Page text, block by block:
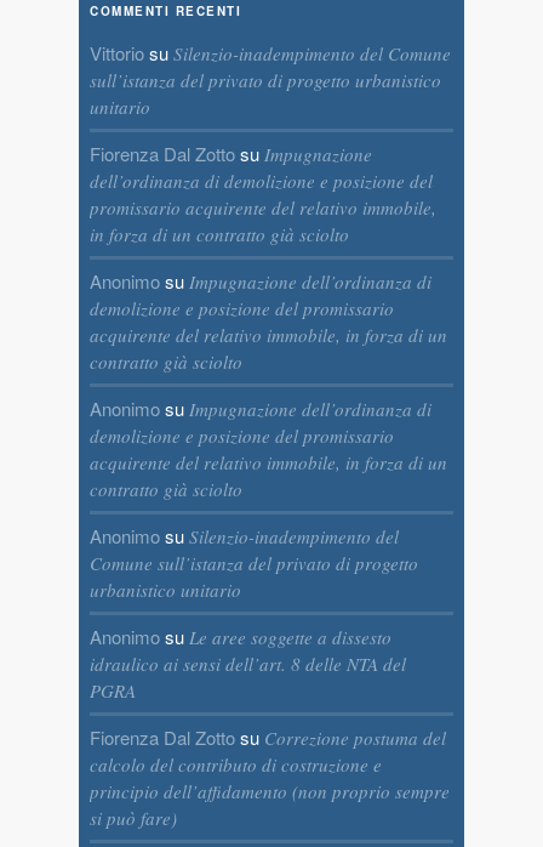
COMMENTI RECENTI
Vittoriosu Silenzio-inadempimento del Comune
sull’istanza del privato di progetto urbanistico
unitario
Fiorenza Dal Zottosu Impugnazione
dell’ordinanza di demolizione e posizione del
promissario acquirente del relativo immobile,
in forza di un contratto già sciolto
Anonimosu Impugnazione dell’ordinanza di
demolizione e posizione del promissario
acquirente del relativo immobile, in forza di un
contratto già sciolto
Anonimosu Impugnazione dell’ordinanza di
demolizione e posizione del promissario
acquirente del relativo immobile, in forza di un
contratto già sciolto
Anonimosu Silenzio-inadempimento del
Comune sull’istanza del privato di progetto
urbanistico unitario
Anonimosu Le aree soggette a dissesto
idraulico ai sensi dell’art. 8 delle NTA del
PGRA
Fiorenza Dal Zottosu Correzione postuma del
calcolo del contributo di costruzione e
principio dell’affidamento (non proprio sempre
si può fare)